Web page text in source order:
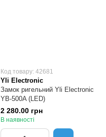
Код товару: 42681
Yli Electronic
Замок ригельний Yli Electronic
YB-500A (LED)
2 280.00 грн
В наявності